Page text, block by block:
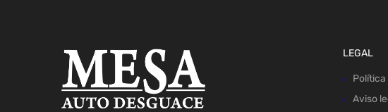
LEGAL
Aviso